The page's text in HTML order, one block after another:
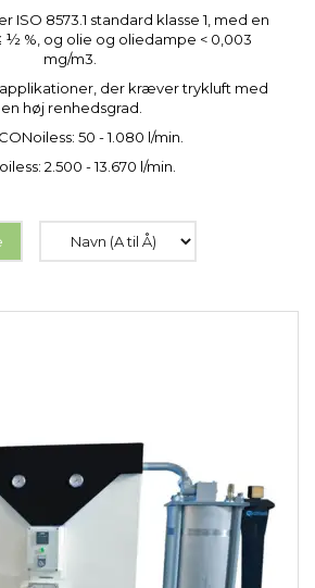
ISO 8573.1 standard klasse 1, med en
½ %, og olie og oliedampe < 0,003
mg/m3.
der kræver trykluft med
en høj renhedsgrad.
50 - 1.080 l/min.
2.500 - 13.670 l/min.